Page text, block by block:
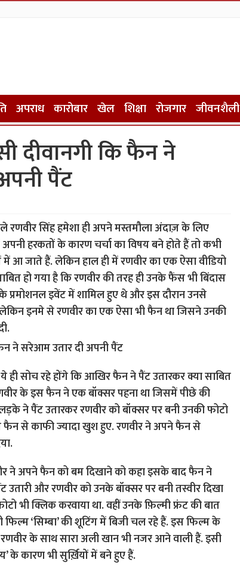
अपराध कारोबार खेल शिक्षा रोजगार जीवनशैली
दीवानगी कि फैन ने
पैंट
रणवीर सिंह हमेशा ही अपने मस्तमौला अंदाज़ के लिए
हरकतों के कारण चर्चा का विषय बने होते हैं तो कभी
आ जाते हैं. लेकिन हाल ही में रणवीर का एक ऐसा वीडियो
हो गया है कि रणवीर की तरह ही उनके फैंस भी बिंदास
प्रमोशनल इवेंट में शामिल हुए थे और इस दौरान उनसे
इनमे से रणवीर का एक ऐसा भी फैन था जिसने उनकी
सोच रहे होंगे कि आखिर फैन ने पैंट उतारकर क्या साबित
के इस फैन ने एक बॉक्सर पहना था जिसमें पीछे की
ने पैंट उतारकर रणवीर को बॉक्सर पर बनी उनकी फोटो
से काफी ज्यादा खुश हुए. रणवीर ने अपने फैन से
ने अपने फैन को बम दिखाने को कहा इसके बाद फैन ने
और रणवीर को उनके बॉक्सर पर बनी तस्वीर दिखा
भी क्लिक करवाया था. वहीं उनके फ़िल्मी फ्रंट की बात
‘सिम्बा’ की शूटिंग में बिजी चल रहे हैं. इस फिल्म के
रणवीर के साथ सारा अली खान भी नजर आने वाली हैं. इसी
के कारण भी सुर्ख़ियों में बने हुए हैं.